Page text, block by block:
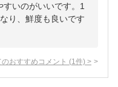
すいのがいいです。1
り、鮮度も良いです
のおすすめコメント (1 件) >